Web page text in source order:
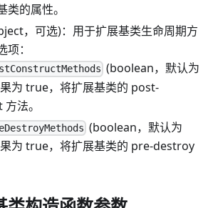
的属性。
，可选)：用于扩展基类生命周期方
：
(boolean，默认为
为 true，将扩展基类的 post-
法。
(boolean，默认为
为 true，将扩展基类的 pre-destroy